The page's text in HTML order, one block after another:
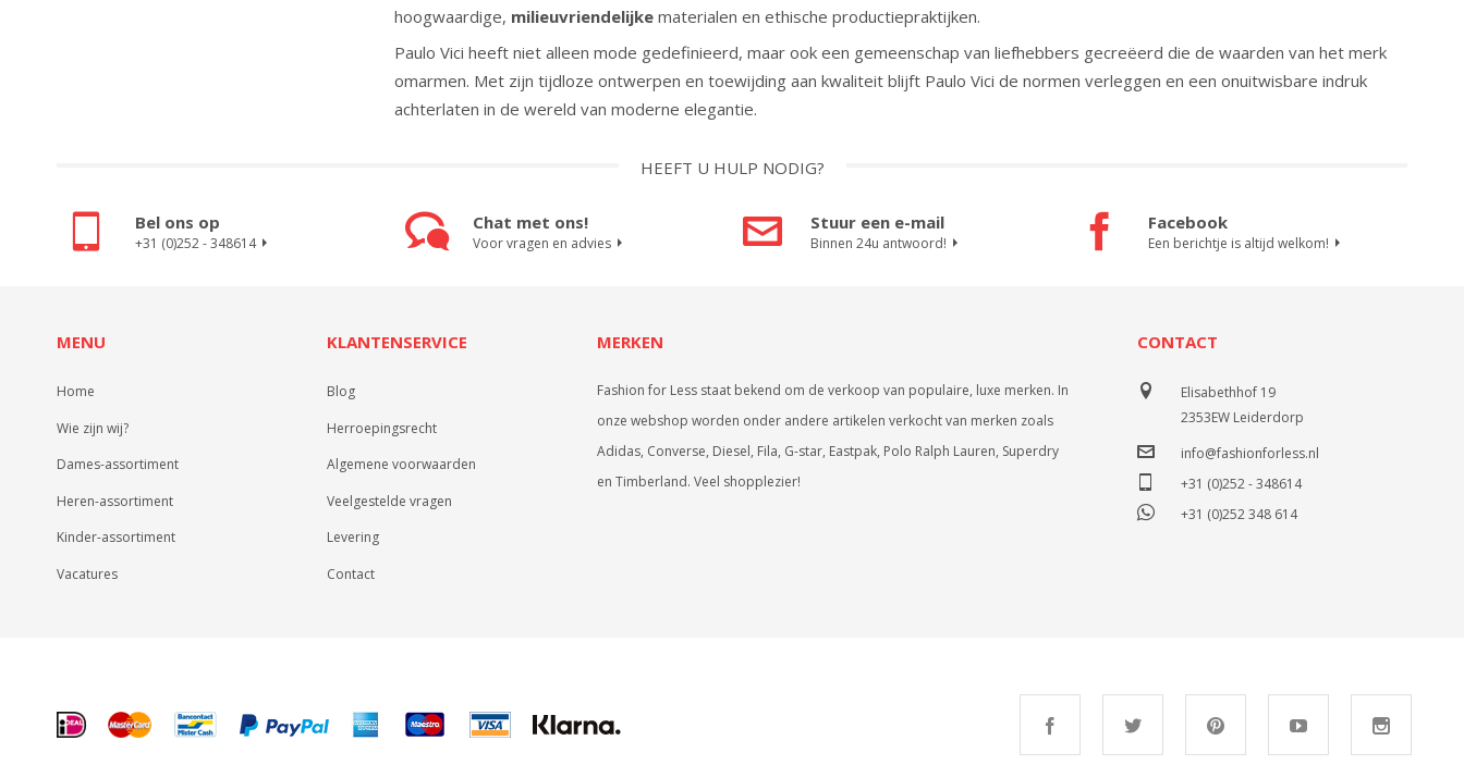
hoogwaardige, milieuvriendelijke materialen en ethische productiepraktijken.
Paulo Vici heeft niet alleen mode gedefinieerd, maar ook een gemeenschap van liefhebbers gecreëerd die de waarden van het merk
omarmen. Met zijn tijdloze ontwerpen en toewijding aan kwaliteit blijft Paulo Vici de normen verleggen en een onuitwisbare indruk
achterlaten in de wereld van moderne elegantie.
HEEFT U HULP NODIG?
Bel ons op
+31 (0)252 - 348614
Chat met ons!
Voor vragen en advies
Stuur een e-mail
Binnen 24u antwoord!
Facebook
Een berichtje is altijd welkom!
MENU
Home
Wie zijn wij?
Dames-assortiment
Heren-assortiment
Kinder-assortiment
Vacatures
KLANTENSERVICE
Blog
Herroepingsrecht
Algemene voorwaarden
Veelgestelde vragen
Levering
Contact
MERKEN
Fashion for Less staat bekend om de verkoop van populaire, luxe merken. In
onze webshop worden onder andere artikelen verkocht van merken zoals
Adidas, Converse, Diesel, Fila, G-star, Eastpak, Polo Ralph Lauren, Superdry
en Timberland. Veel shopplezier!
CONTACT
Elisabethhof 19
2353EW Leiderdorp
info@fashionforless.nl
+31 (0)252 - 348614
+31 (0)252 348 614